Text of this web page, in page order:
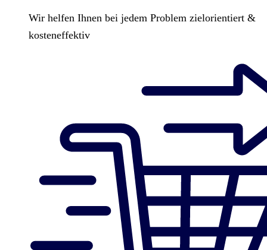
Wir helfen Ihnen bei jedem Problem zielorientiert &
kosteneffektiv